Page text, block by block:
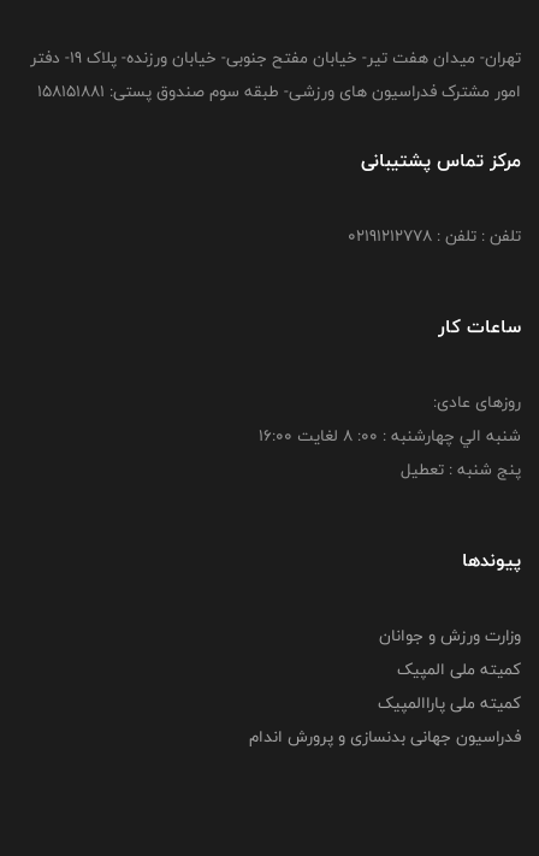
تهران- میدان هفت تیر- خیابان مفتح جنوبی- خیابان ورزنده- پلاک 19- دفتر
امور مشترک فدراسیون های ورزشی- طبقه سوم صندوق پستی: 158151881
مرکز تماس پشتیبانی
تلفن : تلفن : 02191212778
ساعات کار
روزهای عادی:
شنبه الي چهارشنبه : 00: 8 لغايت 16:00
پنج شنبه : تعطیل
پیوندها
وزارت ورزش و جوانان
کمیته ملی المپیک
کمیته ملی پاراالمپیک
فدراسیون جهانی بدنسازی و پرورش اندام